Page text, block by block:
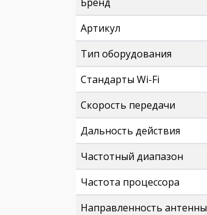
Артикул
Тип оборудования
Стандарты Wi-Fi
Скорость передачи
Дальность действия
Частотный диапазон
Частота процессора
Направленность антенны